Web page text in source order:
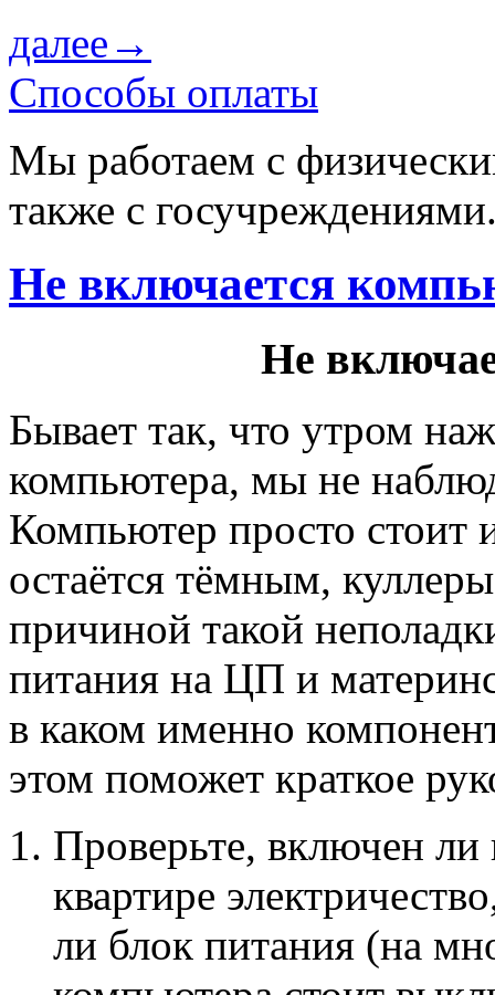
далее→
Способы оплаты
Мы работаем с
также с
Не включается
Не
Бывает так, что утром
компьютера, мы не
Компьютер просто стоит
остаётся тёмным,
причиной такой
питания на ЦП и
в каком именно
этом поможет краткое
Проверьте, включен ли
квартире
ли блок питания (на